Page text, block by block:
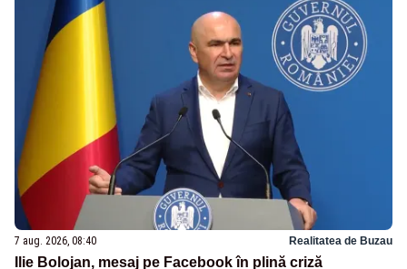
7 aug. 2026, 08:40 Realitatea de Buzau
Ilie Bolojan, mesaj pe Facebook în plină criză